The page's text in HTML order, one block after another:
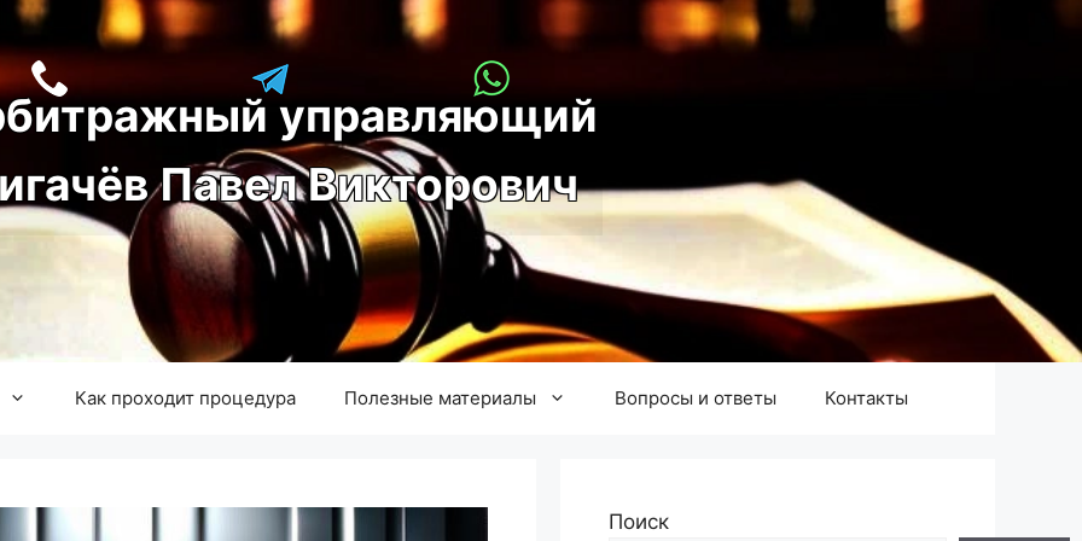
управляющий
игачёв Павел Викторович
Как проходит процедура Полезные материалы Вопросы и ответы Контакты
Поиск